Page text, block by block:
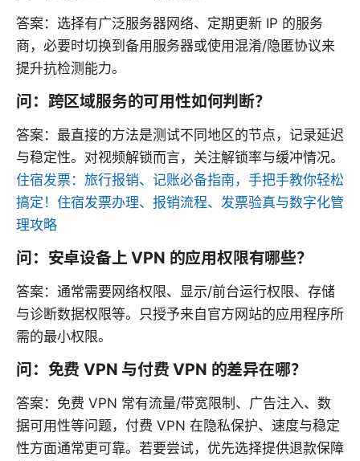
答案：选择有广泛服务器网络、定期更新 IP 的服务
商，必要时切换到备用服务器或使用混淆/隐匿协议来
提升抗检测能力。
问：跨区域服务的可用性如何判断？
答案：最直接的方法是测试不同地区的节点，记录延迟
与稳定性。对视频解锁而言，关注解锁率与缓冲情况。
住宿发票：旅行报销、记账必备指南，手把手教你轻松
搞定！住宿发票办理、报销流程、发票验真与数字化管
理攻略
问：安卓设备上 VPN 的应用权限有哪些？
答案：通常需要网络权限、显示/前台运行权限、存储
与诊断数据权限等。只授予来自官方网站的应用程序所
需的最小权限。
问：免费 VPN 与付费 VPN 的差异在哪？
答案：免费 VPN 常有流量/带宽限制、广告注入、数
据可用性等问题，付费 VPN 在隐私保护、速度与稳定
性方面通常更可靠。若要尝试，优先选择提供退款保障